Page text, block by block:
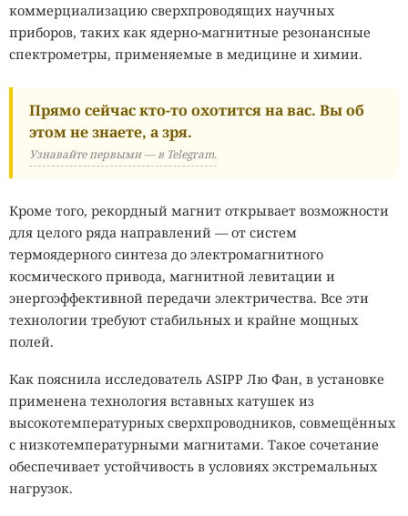
коммерциализацию сверхпроводящих научных
приборов, таких как ядерно-магнитные резонансные
спектрометры, применяемые в медицине и химии.
Прямо сейчас кто-то охотится на вас. Вы об
этом не знаете, а зря.
Узнавайте первыми — в Telegram.
Кроме того, рекордный магнит открывает возможности
для целого ряда направлений — от систем
термоядерного синтеза до электромагнитного
космического привода, магнитной левитации и
энергоэффективной передачи электричества. Все эти
технологии требуют стабильных и крайне мощных
полей.
Как пояснила исследователь ASIPP Лю Фан, в установке
применена технология вставных катушек из
высокотемпературных сверхпроводников, совмещённых
с низкотемпературными магнитами. Такое сочетание
обеспечивает устойчивость в условиях экстремальных
нагрузок.